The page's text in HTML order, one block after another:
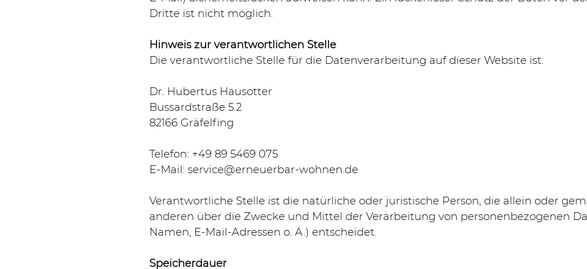
Dritte ist nicht möglich.
Hinweis zur verantwortlichen Stelle
Die verantwortliche Stelle für die Datenverarbeitung auf dieser Website ist:
Dr. Hubertus Hausotter
Bussardstraße 5.2
82166 Gräfelfing
Telefon: +49 89 5469 075
E-Mail: service@erneuerbar-wohnen.de
Verantwortliche Stelle ist die natürliche oder juristische Person, die allein oder
anderen über die Zwecke und Mittel der Verarbeitung von personenbezogenen
Namen, E-Mail-Adressen o. Ä.) entscheidet.
Speicherdauer